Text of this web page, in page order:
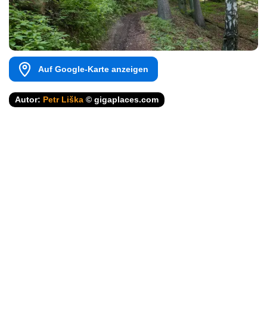
Auf Google-Karte anzeigen
Autor: Petr Liška © gigaplaces.com